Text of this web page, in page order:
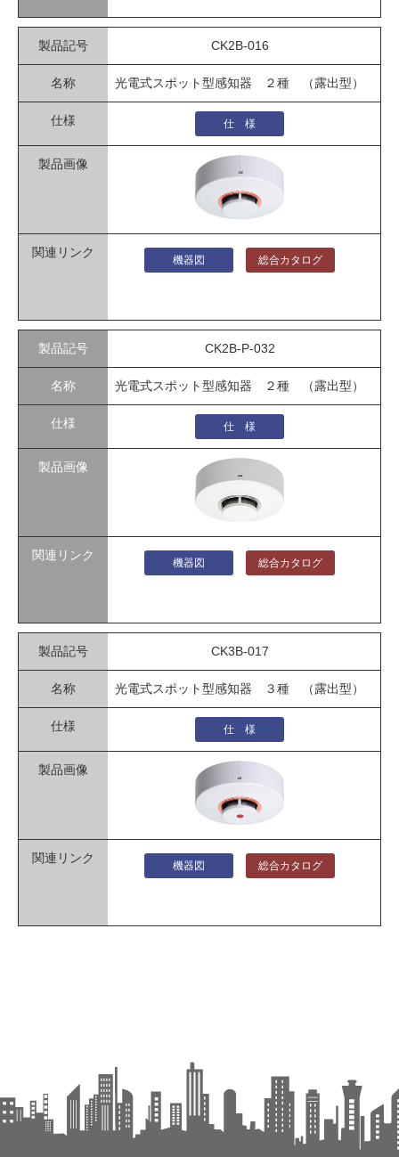
CK2B-016
光電式スポット型感知器 ２種 （露出型）
仕 様
機器図 総合カタログ
CK2B-P-032
光電式スポット型感知器 ２種 （露出型）
仕 様
機器図 総合カタログ
CK3B-017
光電式スポット型感知器 ３種 （露出型）
仕 様
機器図 総合カタログ